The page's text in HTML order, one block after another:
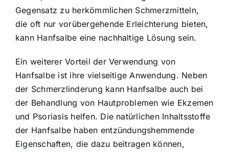
Gegensatz zu herkömmlichen Schmerzmitteln,
die oft nur vorübergehende Erleichterung bieten,
kann Hanfsalbe eine nachhaltige Lösung sein.
Ein weiterer Vorteil der Verwendung von
Hanfsalbe ist ihre vielseitige Anwendung. Neben
der Schmerzlinderung kann Hanfsalbe auch bei
der Behandlung von Hautproblemen wie Ekzemen
und Psoriasis helfen. Die natürlichen Inhaltsstoffe
der Hanfsalbe haben entzündungshemmende
Eigenschaften, die dazu beitragen können,